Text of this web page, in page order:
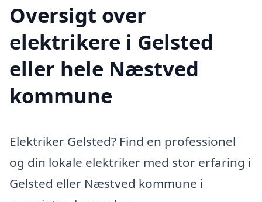
Oversigt over
elektrikere i Gelsted
eller hele Næstved
kommune
Elektriker Gelsted? Find en professionel
og din lokale elektriker med stor erfaring i
Gelsted eller Næstved kommune i